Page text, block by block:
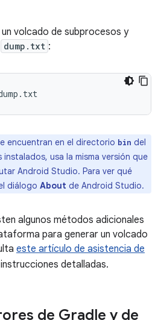
volcado de subprocesos y
dump.txt :
encuentran en el directorio bin del
instalados, usa la misma versión que
Android Studio. Para ver qué
diálogo About de Android Studio.
algunos métodos adicionales
para generar un volcado
este artículo de asistencia de
detalladas.
de Gradle y de